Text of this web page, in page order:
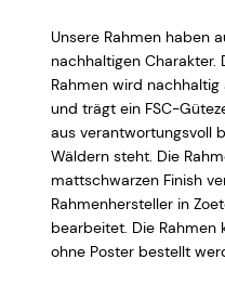
Unsere Rahmen haben
nachhaltigen Charakter.
Rahmen wird
und trägt ein FSC-
aus verantwortungsvoll
Wäldern steht. Die
mattschwarzen Finish
Rahmenhersteller in
bearbeitet. Die Rahmen
ohne Poster bestellt